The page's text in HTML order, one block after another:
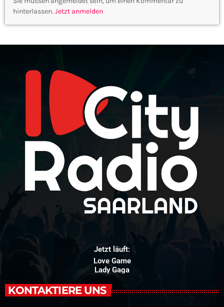
hinterlassen. Jetzt anmelden
Jetzt läuft:
Love Game
Lady Gaga
KONTAKTIERE UNS